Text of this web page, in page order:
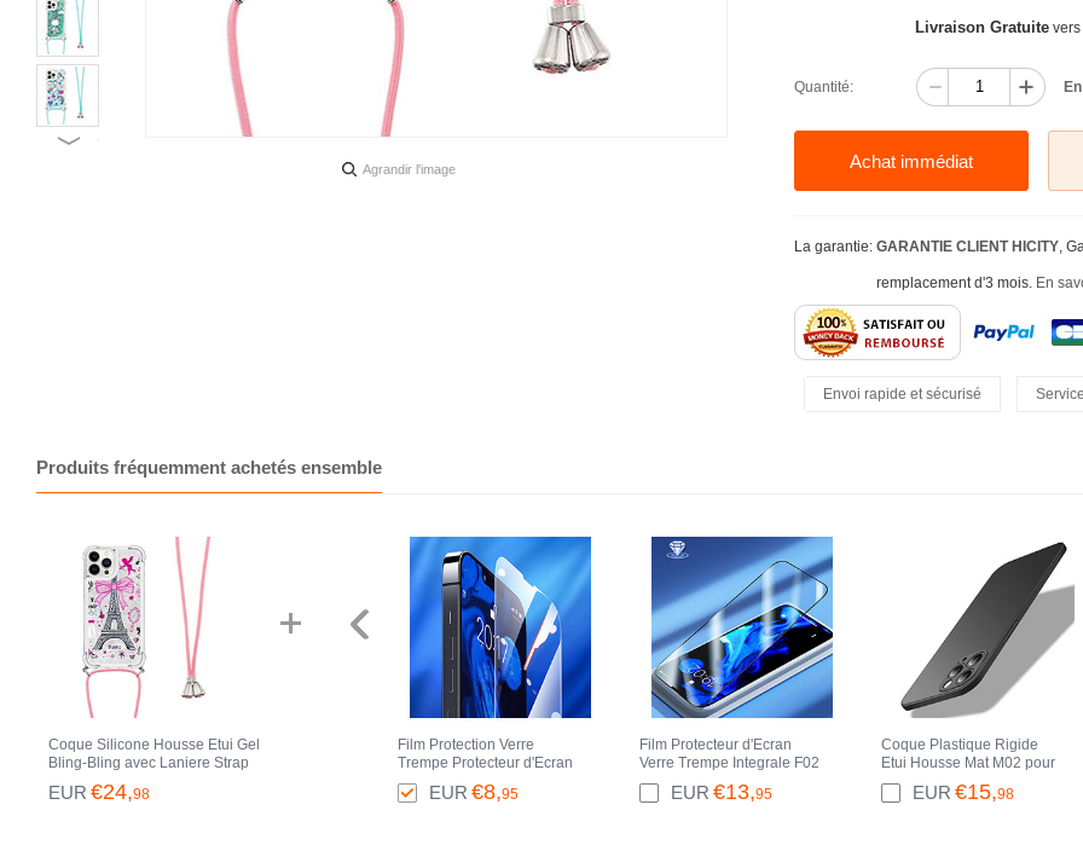
Livraison Gratuite vers
Quantité:
Achat immédiat
La garantie: GARANTIE CLIENT HICITY,
remplacement d'3 mois. En
Envoi rapide et sécurisé
Agrandir l'image
Produits fréquemment achetés ensemble
Coque Silicone Housse Etui Gel
Bling-Bling avec Laniere Strap
S02 pour Apple iPhone 13 Pro
Max Blanc
EUR €24,98
Film Protection Verre
Trempe Protecteur d'Ecran
pour Apple iPhone 13 Pro
Max Clair
EUR €8,95
Film Protecteur d'Ecran
Verre Trempe Integrale F02
pour Apple iPhone 13 Pro
Max Noir
EUR €13,95
Coque Plastique Rigide
Etui Housse Mat M02 pour
Apple iPhone 13 Pro Max
Noir
EUR €15,98